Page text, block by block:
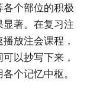
个部位的积极
著。在复习注
放注会课程，
以抄写下来，
个记忆中枢。